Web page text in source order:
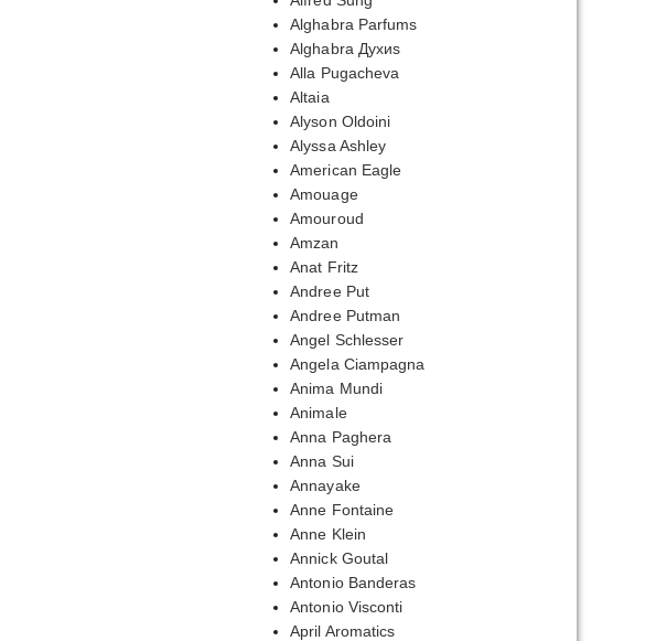
Alghabra Parfums
Alghabra Духиs
Alla Pugacheva
Altaia
Alyson Oldoini
Alyssa Ashley
American Eagle
Amouage
Amouroud
Amzan
Anat Fritz
Andree Put
Andree Putman
Angel Schlesser
Angela Ciampagna
Anima Mundi
Animale
Anna Paghera
Anna Sui
Annayake
Anne Fontaine
Anne Klein
Annick Goutal
Antonio Banderas
Antonio Visconti
April Aromatics